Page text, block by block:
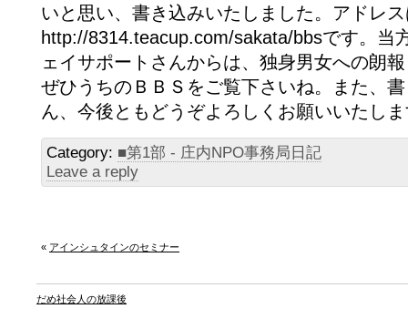
いと思い、書き込みいたしました。アドレ
http://8314.teacup.com/sakata/bbsです。当
ェイサポートさんからは、独身男女への朗
ぜひうちのＢＢＳをご覧下さいね。また、
ん、今後ともどうぞよろしくお願いいたし
Category: ■第1部 - 庄内NPO事務局日記
Leave a reply
« アインシュタインのセミナー
だめ社会人の放課後